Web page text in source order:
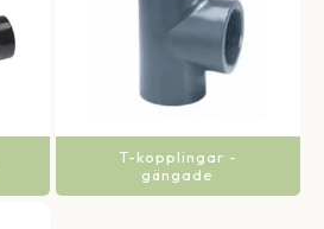
T-kopplingar -
gängade